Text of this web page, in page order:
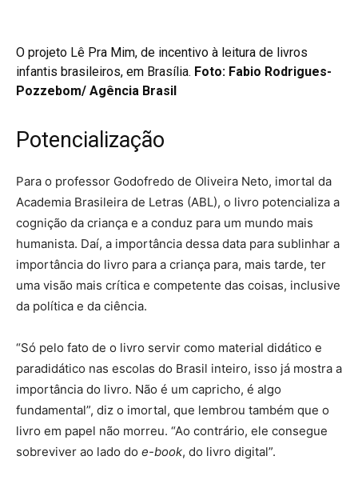
O projeto Lê Pra Mim, de incentivo à leitura de livros
infantis brasileiros, em Brasília. Foto: Fabio Rodrigues-
Pozzebom/ Agência Brasil
Potencialização
Para o professor Godofredo de Oliveira Neto, imortal da
Academia Brasileira de Letras (ABL), o livro potencializa a
cognição da criança e a conduz para um mundo mais
humanista. Daí, a importância dessa data para sublinhar a
importância do livro para a criança para, mais tarde, ter
uma visão mais crítica e competente das coisas, inclusive
da política e da ciência.
“Só pelo fato de o livro servir como material didático e
paradidático nas escolas do Brasil inteiro, isso já mostra a
importância do livro. Não é um capricho, é algo
fundamental”, diz o imortal, que lembrou também que o
livro em papel não morreu. “Ao contrário, ele consegue
sobreviver ao lado do e-book, do livro digital”.